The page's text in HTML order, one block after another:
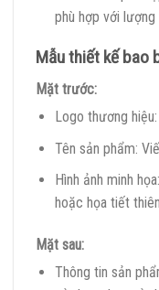
phù hợp với lượng
Mẫu thiết kế bao
Mặt trước:
Logo thương
Tên sản phẩm:
Hình ảnh minh
hoặc họa tiết
Mặt sau:
Thông tin sản